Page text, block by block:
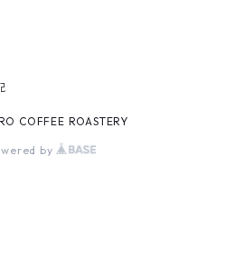
COFFEE ROASTERY
by